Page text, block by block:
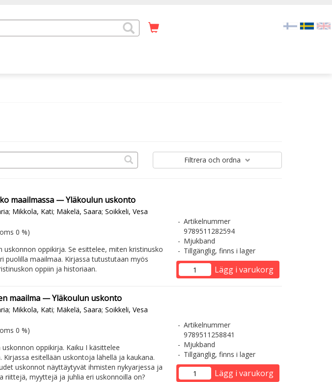
Filtrera och ordna
maailmassa — Yläkoulun uskonto
; Mikkola, Kati; Mäkelä, Saara; Soikkeli, Vesa
hinta
0 %)
uskonnon oppikirja. Se esittelee, miten kristinusko
puolilla maailmaa. Kirjassa tutustutaan myös
oppiin ja historiaan.
Artikelnummer
9789511282594
Mjukband
Tillgänglig, finns i lager
Lägg i varukorg
maailma — Yläkoulun uskonto
; Mikkola, Kati; Mäkelä, Saara; Soikkeli, Vesa
hinta
0 %)
oppikirja. Kaiku I käsittelee
esitellään uskontoja lähellä ja kaukana.
uskonnot näyttäytyvät ihmisten nykyarjessa ja
riittejä, myyttejä ja juhlia eri uskonnoilla on?
Artikelnummer
9789511258841
Mjukband
Tillgänglig, finns i lager
Lägg i varukorg